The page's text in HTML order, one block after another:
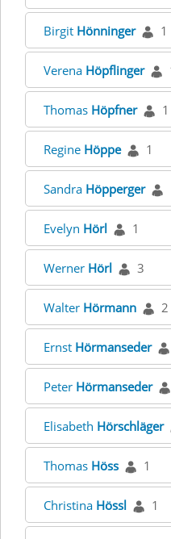
Birgit Hönninger 1
Verena Höpflinger
Thomas Höpfner 1
Regine Höppe 1
Sandra Höpperger
Evelyn Hörl 1
Werner Hörl 3
Walter Hörmann 2
Ernst Hörmanseder
Peter Hörmanseder
Elisabeth Hörschläger
Thomas Höss 1
Christina Hössl 1